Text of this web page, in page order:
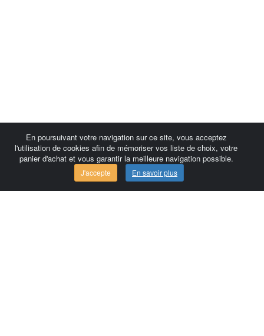
En poursuivant votre navigation sur ce site, vous acceptez
l'utilisation de cookies afin de mémoriser vos liste de choix, votre
panier d'achat et vous garantir la meilleure navigation possible.
J'accepte En savoir plus